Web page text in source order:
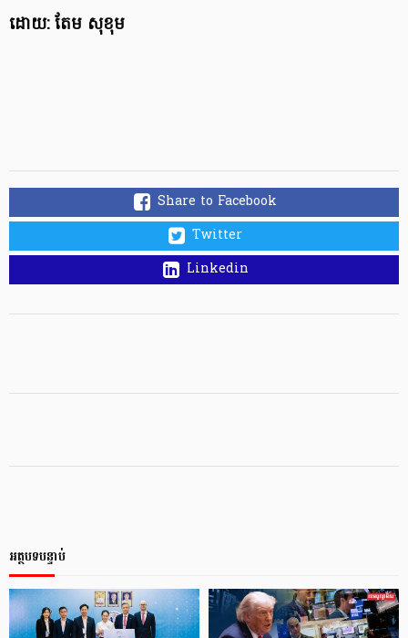
ដោយ: តែម សុខុម
Share to Facebook
Twitter
Linkedin
អត្ថបទបន្ទាប់